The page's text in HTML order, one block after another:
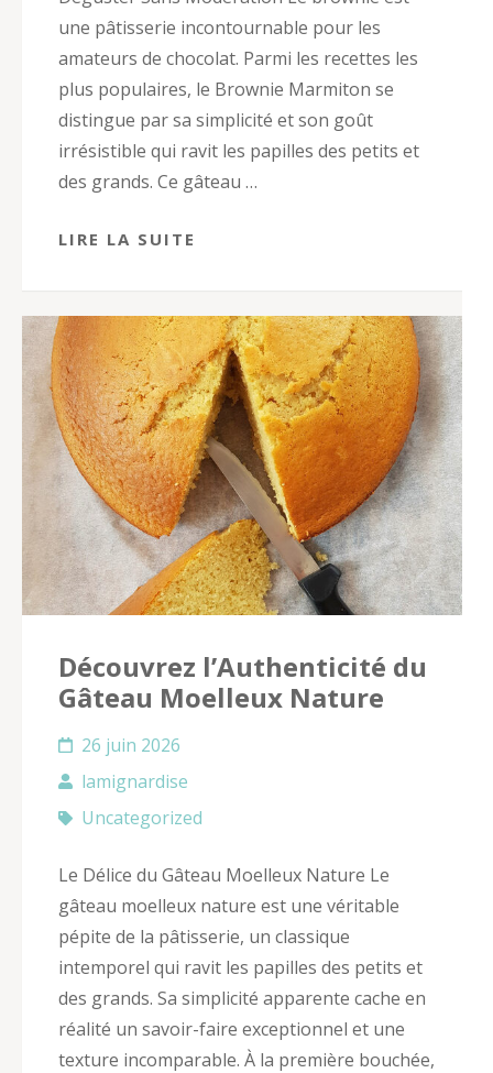
une pâtisserie incontournable pour les
amateurs de chocolat. Parmi les recettes les
plus populaires, le Brownie Marmiton se
distingue par sa simplicité et son goût
irrésistible qui ravit les papilles des petits et
des grands. Ce gâteau …
LIRE LA SUITE
Découvrez l’Authenticité du
Gâteau Moelleux Nature
26 juin 2026
lamignardise
Uncategorized
Le Délice du Gâteau Moelleux Nature Le
gâteau moelleux nature est une véritable
pépite de la pâtisserie, un classique
intemporel qui ravit les papilles des petits et
des grands. Sa simplicité apparente cache en
réalité un savoir-faire exceptionnel et une
texture incomparable. À la première bouchée,